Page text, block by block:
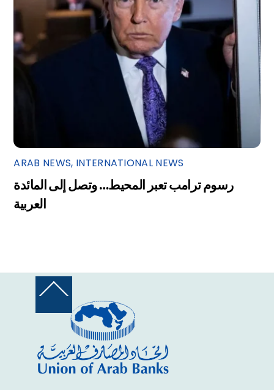
ARAB NEWS, INTERNATIONAL NEWS
رسوم ترامب تعبر المحيط… وتصل إلى المائدة
العربية
Back
Top